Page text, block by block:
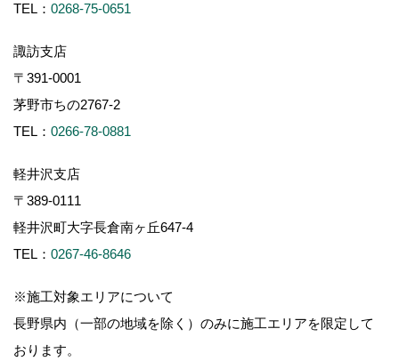
TEL： 0268-75-0651
諏訪支店
〒391-0001
茅野市ちの2767-2
TEL： 0266-78-0881
軽井沢支店
〒389-0111
軽井沢町大字長倉南ヶ丘647-4
TEL： 0267-46-8646
※施工対象エリアについて
長野県内（一部の地域を除く）のみに施工エリアを限定して
おります。